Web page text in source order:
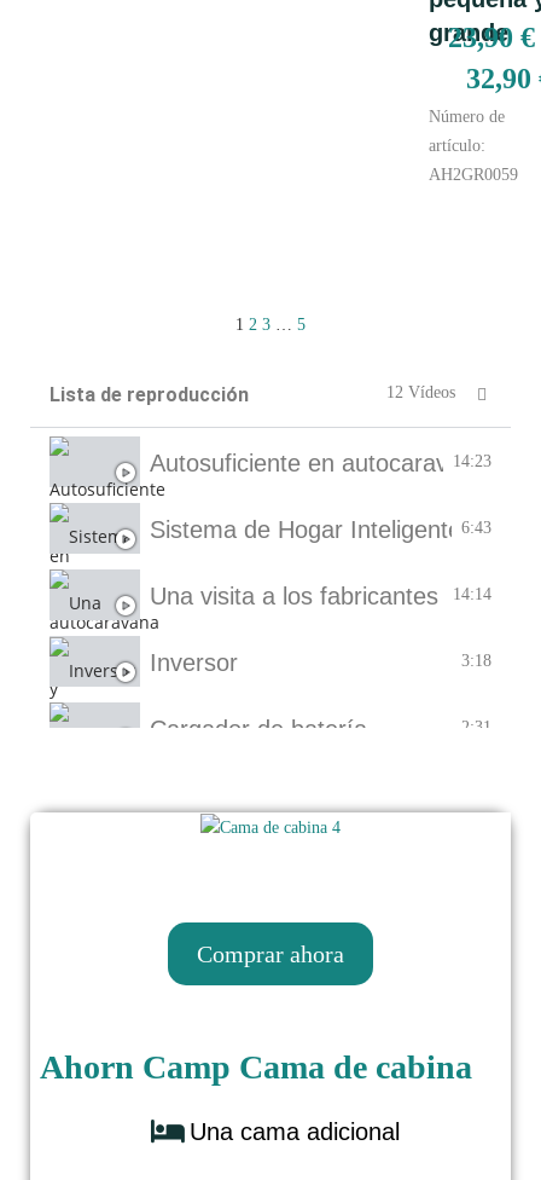
grande
23,90 €
32,90
Número de
artículo:
AH2GR0059
1 2 3 … 5
Lista de reproducción 12 Vídeos
Autosuficiente en autocaravana y
14:23
Sistema de Hogar Inteligente6:43
Una visita a los fabricantes 14:14
Inversor 3:18
Cargador de batería 2:31
ESX Naviradio
Detector de gas 2:10
Batería de litio Flybat
Comprar ahora
Ahorn Camp Cama de cabina
Arce
Una cama adicional